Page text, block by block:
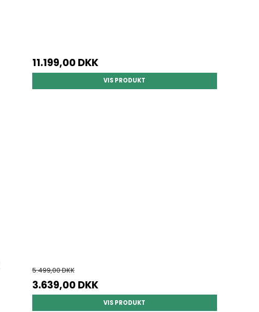
11.199,00 DKK
VIS PRODUKT
5.499,00 DKK
3.639,00 DKK
VIS PRODUKT